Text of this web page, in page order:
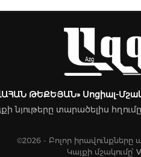
ԹԵՔԵՅԱՆ» Սոցիալ-
նյութերը տարածելիս
©2026 - Բոլոր
Կայքի մշակումը՝